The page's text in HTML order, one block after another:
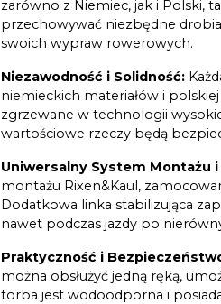
zarówno z Niemiec, jak i Polski,
przechowywać niezbędne
swoich wypraw rowerowych.
Niezawodność i Solidność:
niemieckich materiałów i
zgrzewane w technologii
wartościowe rzeczy będą
Uniwersalny System Montażu
montażu Rixen&Kaul,
Dodatkowa linka stabilizująca
nawet podczas jazdy po
Praktyczność i
można obsłużyć jedną ręką,
torba jest wodoodporna i